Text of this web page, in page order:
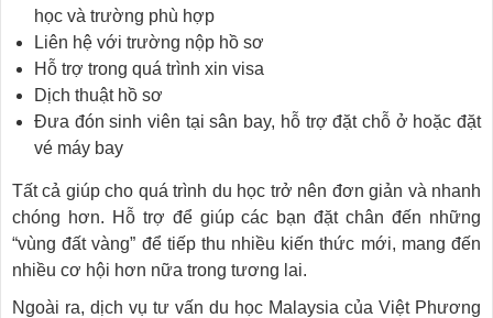
học và trường phù hợp
Liên hệ với trường nộp hồ sơ
Hỗ trợ trong quá trình xin visa
Dịch thuật hồ sơ
Đưa đón sinh viên tại sân bay, hỗ trợ đặt chỗ ở hoặc đặt
vé máy bay
Tất cả giúp cho quá trình du học trở nên đơn giản và nhanh
chóng hơn. Hỗ trợ để giúp các bạn đặt chân đến những
“vùng đất vàng” để tiếp thu nhiều kiến thức mới, mang đến
nhiều cơ hội hơn nữa trong tương lai.
Ngoài ra, dịch vụ tư vấn du học Malaysia của Việt Phương